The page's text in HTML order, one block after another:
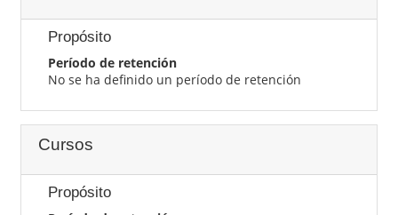
Propósito
Período de retención
No se ha definido un período de retención
Cursos
Propósito